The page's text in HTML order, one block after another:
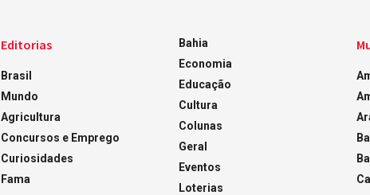
Editorias
Brasil
Mundo
Agricultura
Concursos e Emprego
Curiosidades
Fama
Bahia
Economia
Educação
Cultura
Colunas
Geral
Eventos
Loterias